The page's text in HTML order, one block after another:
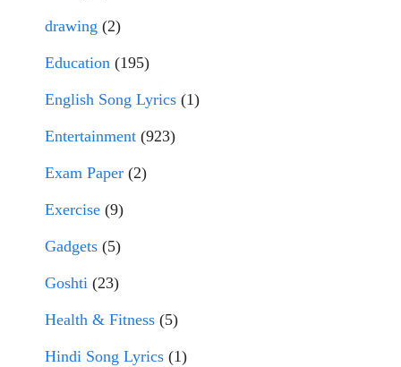
drawing (2)
Education (195)
English Song Lyrics (1)
Entertainment (923)
Exam Paper (2)
Exercise (9)
Gadgets (5)
Goshti (23)
Health & Fitness (5)
Hindi Song Lyrics (1)